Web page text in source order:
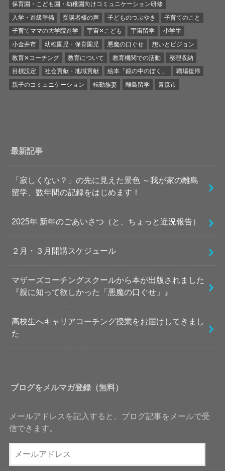
保育園・こども園・幼稚園向けコミュニケーション研修
入学・進級準備
受講者様の声 子どものつぶやき
子育てのこと
子育てママの大学院進学
宇宙✕こども 宇宙留学
小学生
小金井市
幼稚園児・保育園児 悪魔の口ぐせ
想いとビジョン
教育✕コーチング
教育について 教育機関での活動
整理収納
目標設定
社会貢献・地域貢献 絵本「鏡の中のぼく」
職場復帰
親子のコミュニケーション
転勤族妻 離島留学 青森市
最新記事
「寂しくない？」の先に見えた景色 ～我が家の離島
留学、数年間の記録をはじめます！
2025年 新年のごあいさつ（と、ちょっと近況報告）
２月・３月開講スケジュール
マザーズコーチングスクールから本が出版されました
『親に知って欲しかった「悪魔の口ぐせ」』
高校生へキャリアコーチング授業をお届けしてきまし
た
ブログをメルマガ登録（無料）
メールアドレスを記入すると、ブログ記事をメールで受
信できます。
ー